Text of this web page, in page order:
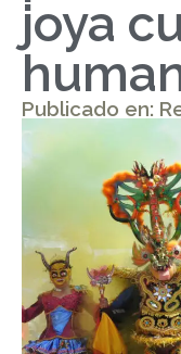
joya
Publicado en: